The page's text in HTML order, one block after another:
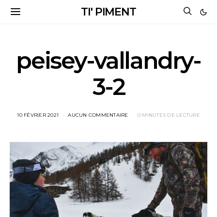
TI' PIMENT
peisey-vallandry-
3-2
10 FÉVRIER 2021 AUCUN COMMENTAIRE 0 MINUTES DE LECTURE